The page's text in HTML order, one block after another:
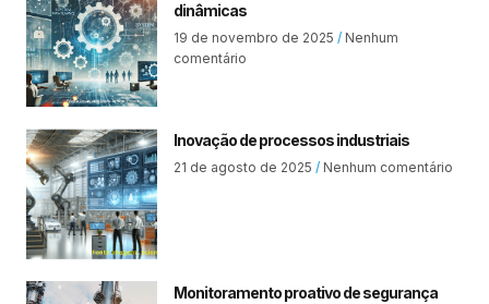
dinâmicas
19 de novembro de 2025
Nenhum
comentário
Inovação de processos industriais
21 de agosto de 2025 Nenhum comentário
Monitoramento proativo de segurança